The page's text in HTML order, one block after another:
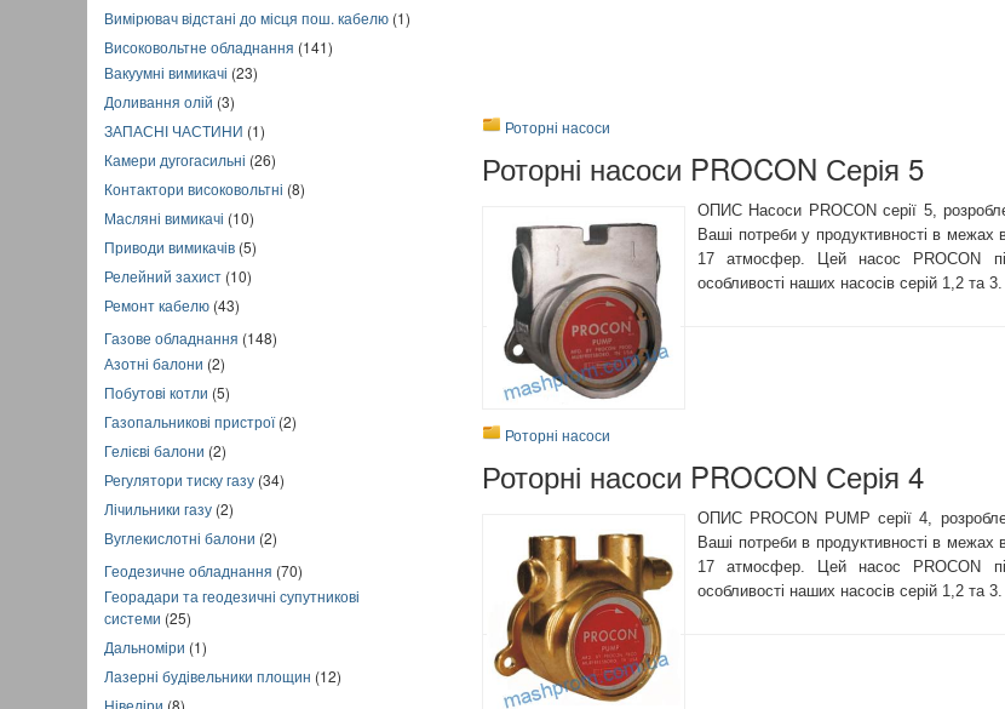
Вимірювач відстані до місця пош. кабелю (1)
Високовольтне обладнання (141)
Вакуумні вимикачі (23)
Доливання олій (3)
ЗАПАСНІ ЧАСТИНИ (1)
Камери дугогасильні (26)
Контактори високовольтні (8)
Масляні вимикачі (10)
Приводи вимикачів (5)
Релейний захист (10)
Ремонт кабелю (43)
Газове обладнання (148)
Азотні балони (2)
Побутові котли (5)
Газопальникові пристрої(2)
Гелієві балони (2)
Регулятори тиску газу (34)
Лічильники газу (2)
Вуглекислотні балони (2)
Геодезичне обладнання (70)
Георадари та геодезичні супутникові
системи (25)
Дальноміри (1)
Лазерні будівельники площин (12)
Нівеліри (8)
Роторні насоси
Роторні насоси PROCON Серія 5
ОПИС Насоси PROCON серії 5,
Ваші потреби у продуктивності в межах
17 атмосфер. Цей насос PROCON
особливості наших насосів серій 1,2 та
Роторні насоси
Роторні насоси PROCON Серія 4
ОПИС PROCON PUMP серії 4,
Ваші потреби в продуктивності в межах
17 атмосфер. Цей насос PROCON
особливості наших насосів серій 1,2 та